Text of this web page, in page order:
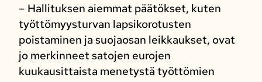
– Hallituksen aiemmat päätökset, kuten
työttömyysturvan lapsikorotusten
poistaminen ja suojaosan leikkaukset, ovat
jo merkinneet satojen eurojen
kuukausittaista menetystä työttömien